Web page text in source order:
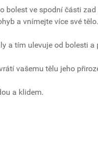
ve spodní části
a vnímejte více své tělo.
a tím ulevuje od bolesti
vašemu tělu jeho
a klidem.